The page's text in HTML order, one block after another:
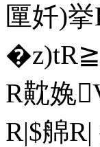
匰奷)
R黆婏
R|$艊R|